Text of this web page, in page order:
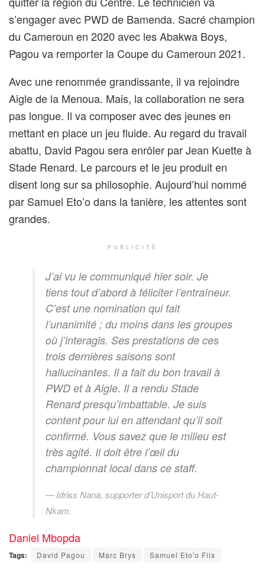
s’engager avec PWD de Bamenda. Sacré champion
du Cameroun en 2020 avec les Abakwa Boys,
Pagou va remporter la Coupe du Cameroun 2021.
Avec une renommée grandissante, il va rejoindre
Aigle de la Menoua. Mais, la collaboration ne sera
pas longue. Il va composer avec des jeunes en
mettant en place un jeu fluide. Au regard du travail
abattu, David Pagou sera enrôler par Jean Kuette à
Stade Renard. Le parcours et le jeu produit en
disent long sur sa philosophie. Aujourd’hui nommé
par Samuel Eto’o dans la tanière, les attentes sont
grandes.
PUBLICITÉ
J’ai vu le communiqué hier soir. Je
tiens tout d’abord à féliciter l’entraîneur.
C’est une nomination qui fait
l’unanimité ; du moins dans les groupes
où j’interagis. Ses prestations de ces
trois dernières saisons sont
hallucinantes. Il a fait du bon travail à
PWD et à Aigle. Il a rendu Stade
Renard presqu’imbattable. Je suis
content pour lui en attendant qu’il soit
confirmé. Vous savez que le milieu est
très agité. Il doit être l’œil du
championnat local dans ce staff.
Idriss Nana, supporter d’Unisport du Haut-
Nkam.
Daniel Mbopda
Tags: David Pagou Marc Brys Samuel Eto'o Fils